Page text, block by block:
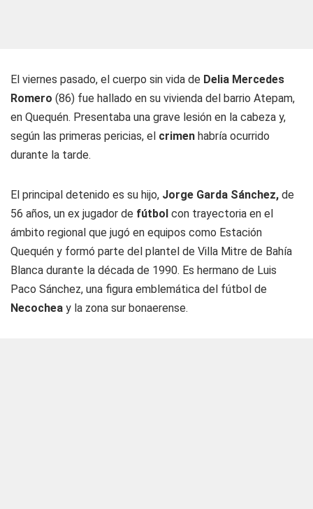
El viernes pasado, el cuerpo sin vida de Delia Mercedes
Romero (86) fue hallado en su vivienda del barrio Atepam,
en Quequén. Presentaba una grave lesión en la cabeza y,
según las primeras pericias, el crimen habría ocurrido
durante la tarde.
El principal detenido es su hijo, Jorge Garda Sánchez, de
56 años, un ex jugador de fútbol con trayectoria en el
ámbito regional que jugó en equipos como Estación
Quequén y formó parte del plantel de Villa Mitre de Bahía
Blanca durante la década de 1990. Es hermano de Luis
Paco Sánchez, una figura emblemática del fútbol de
Necochea y la zona sur bonaerense.